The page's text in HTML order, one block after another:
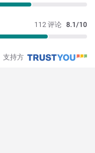
112 评论 8.1/10
支持方